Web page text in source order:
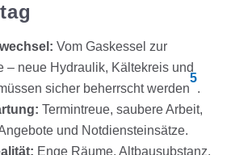
Vom Gaskessel zur
– neue Hydraulik, Kältekreis und
sicher beherrscht werden
5
.
Termintreue, saubere Arbeit,
und Notdiensteinsätze.
Enge Räume, Altbausubstanz,